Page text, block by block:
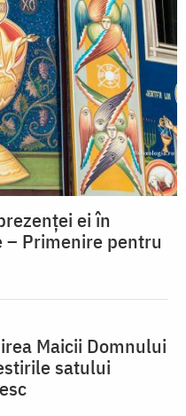
ei în
– Primenire pentru
Maicii Domnului
satului